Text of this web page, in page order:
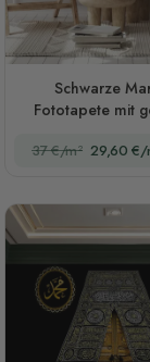
Schwarze
Fototapete mit
37 €/m² 29,60 €/